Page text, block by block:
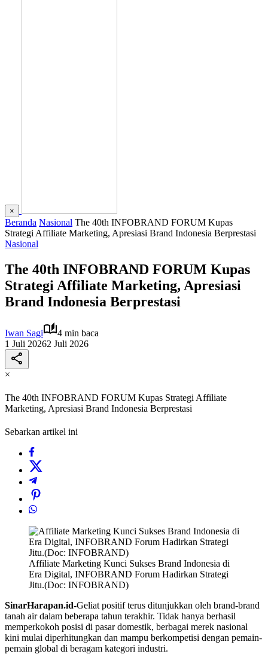
×
Beranda Nasional The 40th INFOBRAND FORUM Kupas
Strategi Affiliate Marketing, Apresiasi Brand Indonesia Berprestasi
Nasional
The 40th INFOBRAND FORUM Kupas
Strategi Affiliate Marketing, Apresiasi
Brand Indonesia Berprestasi
Iwan Sagi
4 min baca
1 Juli 20262 Juli 2026
×
The 40th INFOBRAND FORUM Kupas Strategi Affiliate
Marketing, Apresiasi Brand Indonesia Berprestasi
Sebarkan artikel ini
Affiliate Marketing Kunci Sukses Brand Indonesia di
Era Digital, INFOBRAND Forum Hadirkan Strategi
Jitu.(Doc: INFOBRAND)
SinarHarapan.id-Geliat positif terus ditunjukkan oleh brand-brand
tanah air dalam beberapa tahun terakhir. Tidak hanya berhasil
memperkokoh posisi di pasar domestik, berbagai merek nasional
kini mulai diperhitungkan dan mampu berkompetisi dengan pemain-
pemain global di beragam kategori industri.